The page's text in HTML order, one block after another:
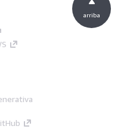
arriba